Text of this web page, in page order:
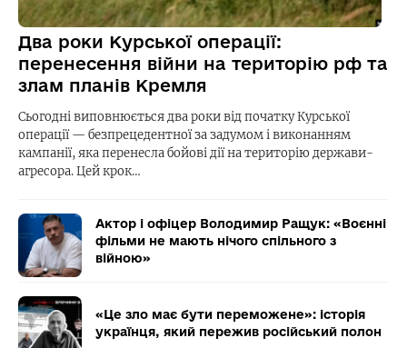
Два роки Курської операції:
перенесення війни на територію рф та
злам планів Кремля
Сьогодні виповнюється два роки від початку Курської
операції — безпрецедентної за задумом і виконанням
кампанії, яка перенесла бойові дії на територію держави-
агресора. Цей крок…
Актор і офіцер Володимир Ращук: «Воєнні
фільми не мають нічого спільного з
війною»
«Це зло має бути переможене»: історія
українця, який пережив російський полон